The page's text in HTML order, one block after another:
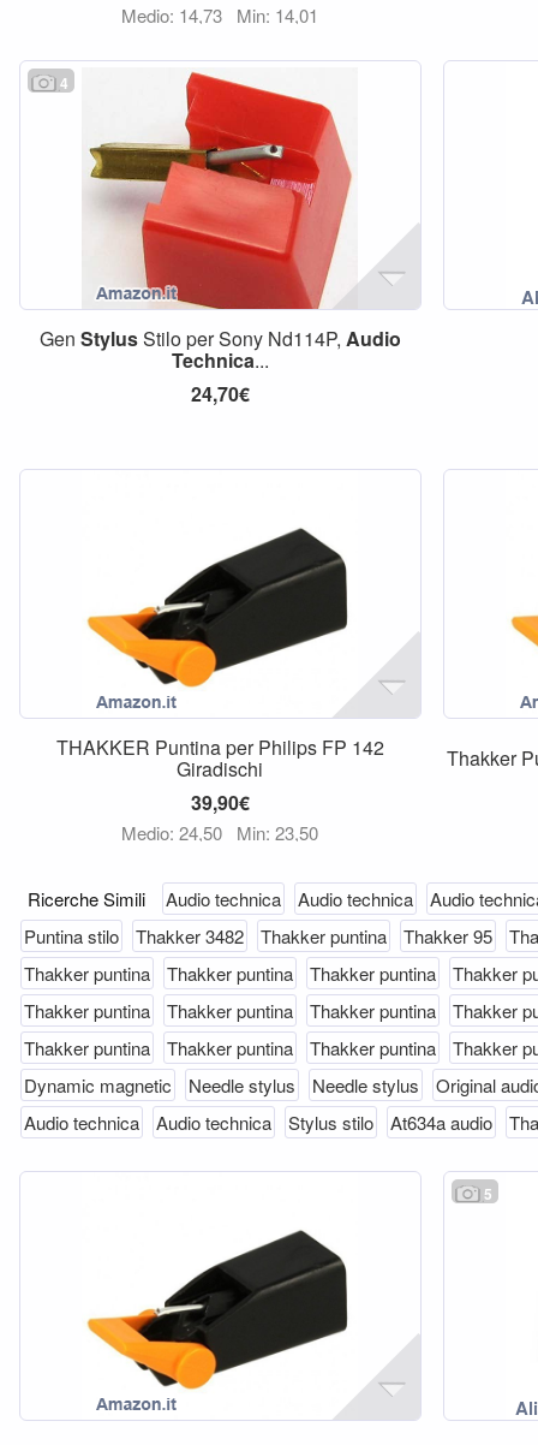
Medio: 14,73 Min: 14,01
4
Gen StylusStilo per Sony Nd114P, Audio
Technica...
24,70€
THAKKER Puntina per Philips FP 142
Giradischi
39,90€
Medio: 24,50 Min: 23,50
Thakker
Ricerche Simili Audio technica Audio technica
Audio
Puntina stilo
Thakker 3482 Thakker puntina Thakker 95
Thakker puntina
Thakker puntina Thakker puntina
Thakker
Thakker puntina
Thakker puntina Thakker puntina
Thakker
Thakker puntina
Thakker puntina Thakker puntina
Thakker
Dynamic magnetic
Needle stylus Needle stylus
Original
Audio technica
Audio technica Stylus stilo At634a audio
5